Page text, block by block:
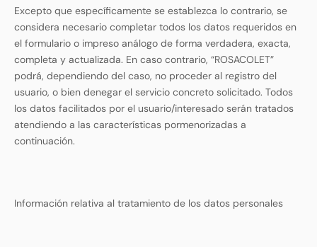
Excepto que específicamente se establezca lo contrario, se
considera necesario completar todos los datos requeridos en
el formulario o impreso análogo de forma verdadera, exacta,
completa y actualizada. En caso contrario, “ROSACOLET”
podrá, dependiendo del caso, no proceder al registro del
usuario, o bien denegar el servicio concreto solicitado. Todos
los datos facilitados por el usuario/interesado serán tratados
atendiendo a las características pormenorizadas a
continuación.
Información relativa al tratamiento de los datos personales